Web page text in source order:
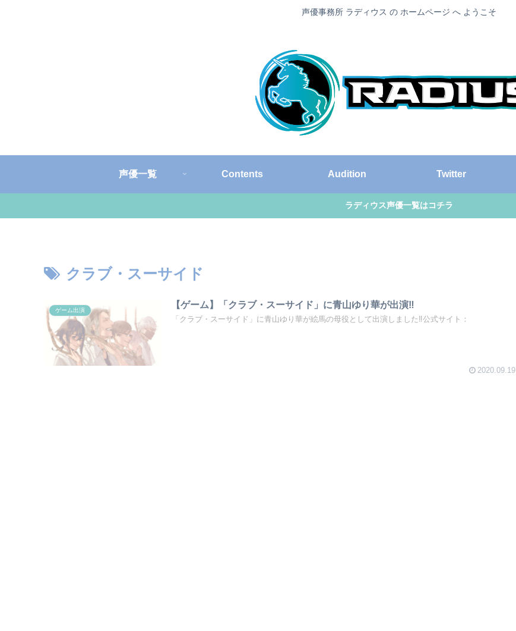
声優事務所 ラディウス の ホームページ へ ようこそ
声優一覧 Contents Audition Twitter
ラディウス声優一覧はコチラ
クラブ・スーサイド
ゲーム出演
【ゲーム】「クラブ・スーサイド」に青山ゆり華が出演‼️
「クラブ・スーサイド」に青山ゆり華が絵馬の母役として出演しました‼️公式サイト：
2020.09.19